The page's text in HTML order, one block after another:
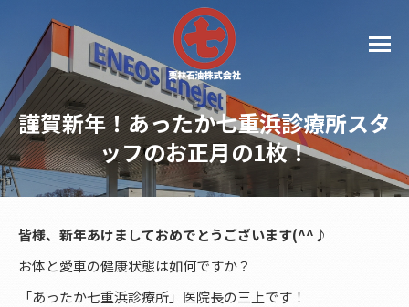
謹賀新年！あったか七重浜診療所スタ
ッフのお正月の1枚！
皆様、新年あけましておめでとうございます(^^♪
お体と愛車の健康状態は如何ですか？
「あったか七重浜診療所」医院長の三上です！